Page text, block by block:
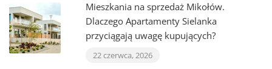
Mieszkania na sprzedaż Mikołów.
Dlaczego Apartamenty Sielanka
przyciągają uwagę kupujących?
22 czerwca, 2026